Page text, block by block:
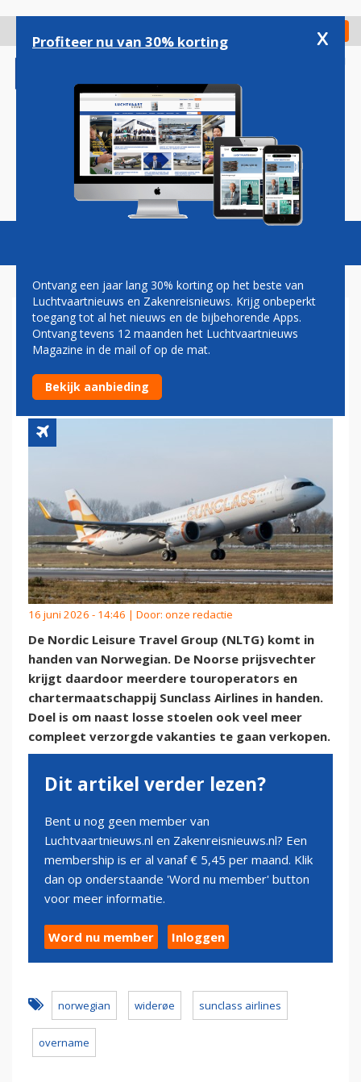
gaan
Check in
Magazine Podcasts Vacatures
PRIJSVECHTER NORWEGIAN
NEEMT MOEDERBEDRIJF
SUNCLASS AIRLINES OVER
16 juni 2026 - 14:46 | Door: onze redactie
De Nordic Leisure Travel Group (NLTG) komt in
handen van Norwegian. De Noorse prijsvechter
krijgt daardoor meerdere touroperators en
chartermaatschappij Sunclass Airlines in handen.
Doel is om naast losse stoelen ook veel meer
compleet verzorgde vakanties te gaan verkopen.
Dit artikel verder lezen?
Bent u nog geen member van
Luchtvaartnieuws.nl en Zakenreisnieuws.nl? Een
membership is er al vanaf € 5,45 per maand. Klik
dan op onderstaande 'Word nu member' button
voor meer informatie.
Word nu member Inloggen
norwegian widerøe sunclass airlines
overname
Profiteer nu van 30% korting x
Ontvang een jaar lang 30% korting op het beste van
Luchtvaartnieuws en Zakenreisnieuws. Krijg onbeperkt
toegang tot al het nieuws en de bijbehorende Apps.
Ontvang tevens 12 maanden het Luchtvaartnieuws
Magazine in de mail of op de mat.
Bekijk aanbieding